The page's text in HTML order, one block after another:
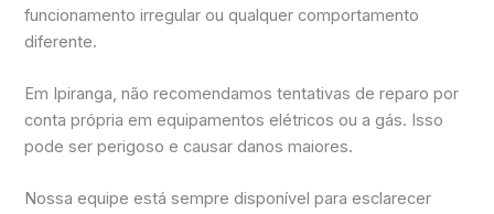
funcionamento irregular ou qualquer comportamento
diferente.
Em Ipiranga, não recomendamos tentativas de reparo por
conta própria em equipamentos elétricos ou a gás. Isso
pode ser perigoso e causar danos maiores.
Nossa equipe está sempre disponível para esclarecer